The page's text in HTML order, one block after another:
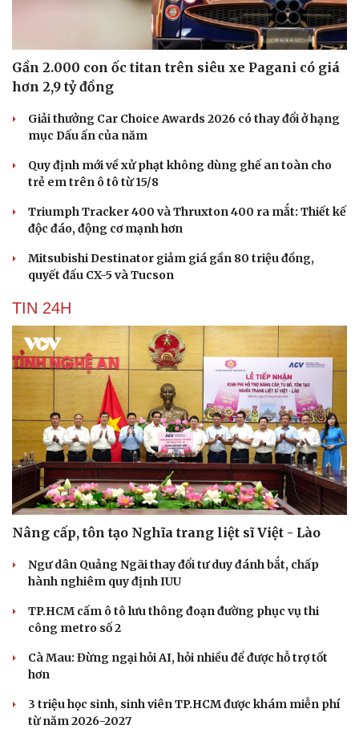
Gần 2.000 con ốc titan trên siêu xe Pagani có giá
hơn 2,9 tỷ đồng
Giải thưởng Car Choice Awards 2026 có thay đổi ở hạng
mục Dấu ấn của năm
Quy định mới về xử phạt không dùng ghế an toàn cho
trẻ em trên ô tô từ 15/8
Triumph Tracker 400 và Thruxton 400 ra mắt: Thiết kế
độc đáo, động cơ mạnh hơn
Mitsubishi Destinator giảm giá gần 80 triệu đồng,
quyết đấu CX-5 và Tucson
TIN 24H
Nâng cấp, tôn tạo Nghĩa trang liệt sĩ Việt - Lào
Ngư dân Quảng Ngãi thay đổi tư duy đánh bắt, chấp
hành nghiêm quy định IUU
TP.HCM cấm ô tô lưu thông đoạn đường phục vụ thi
công metro số 2
Cà Mau: Đừng ngại hỏi AI, hỏi nhiều để được hỗ trợ tốt
hơn
3 triệu học sinh, sinh viên TP.HCM được khám miễn phí
từ năm 2026-2027